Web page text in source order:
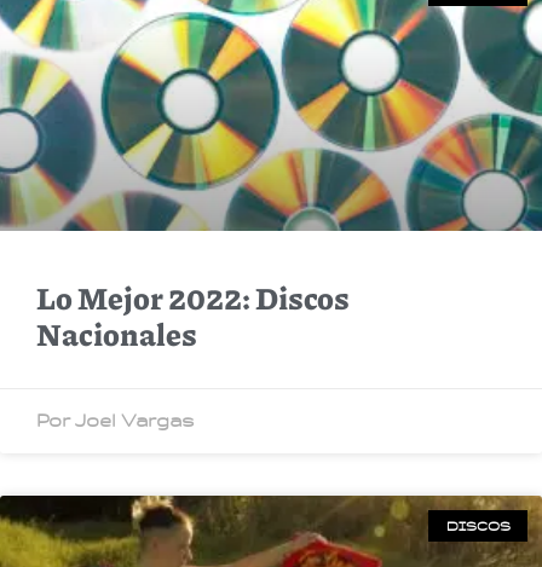
Lo Mejor 2022: Discos
Nacionales
Por Joel Vargas
DISCOS